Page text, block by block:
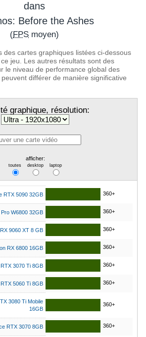
dans
Before the Ashes
(FPS moyen)
des cartes graphiques listées ci-dessous
jeu. Les autres résultats sont des
le niveau de performance global des
différer de manière significative
graphique, résolution:
afficher:
toutes desktop laptop
RTX 5090 32GB 360+
W6800 32GB 360+
9060 XT 8 GB 360+
RX 6800 16GB 360+
3070 Ti 8GB 360+
5060 Ti 8GB 360+
3080 Ti Mobile
16GB
360+
RTX 3070 8GB 360+